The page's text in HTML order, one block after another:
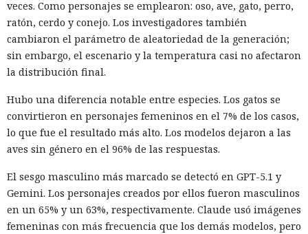
veces. Como personajes se emplearon: oso, ave, gato, perro,
ratón, cerdo y conejo. Los investigadores también
cambiaron el parámetro de aleatoriedad de la generación;
sin embargo, el escenario y la temperatura casi no afectaron
la distribución final.
Hubo una diferencia notable entre especies. Los gatos se
convirtieron en personajes femeninos en el 7% de los casos,
lo que fue el resultado más alto. Los modelos dejaron a las
aves sin género en el 96% de las respuestas.
El sesgo masculino más marcado se detectó en GPT-5.1 y
Gemini. Los personajes creados por ellos fueron masculinos
en un 65% y un 63%, respectivamente. Claude usó imágenes
femeninas con más frecuencia que los demás modelos, pero